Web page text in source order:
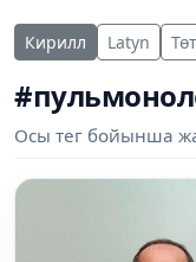
Кирилл Latyn
Осы тег бойынша